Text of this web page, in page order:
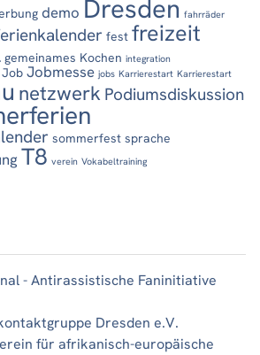
demo Dresden fahrräder
fest freizeit
gemeinames Kochen integration
Job Jobmesse jobs Karrierestart Karrierestart
netzwerk Podiumsdiskussion
sommerfest sprache
T8 verein Vokabeltraining
- Antirassistische Faninitiative
Dresden e.V.
für afrikanisch-europäische